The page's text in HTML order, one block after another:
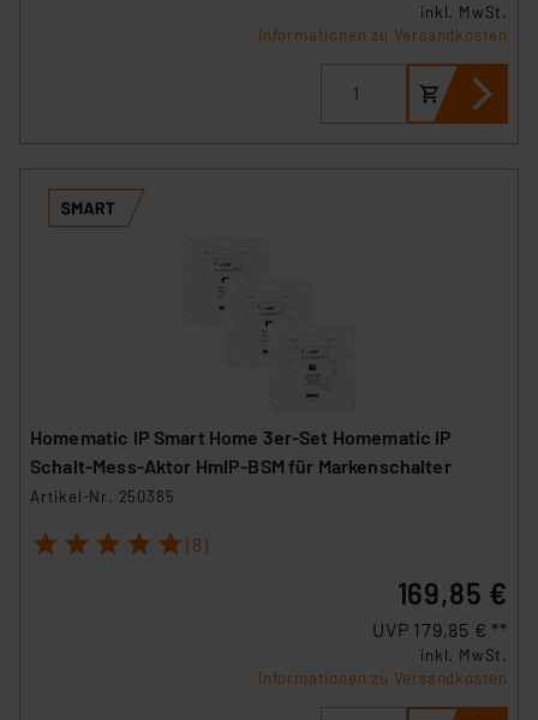
inkl. MwSt.
Informationen zu Versandkosten
Homematic IP Smart Home 3er-Set Homematic IP
Schalt-Mess-Aktor HmIP-BSM für Markenschalter
Artikel-Nr. 250385
1 2 3 4 5 (8)
169,85 €
UVP 179,85 € **
inkl. MwSt.
Informationen zu Versandkosten